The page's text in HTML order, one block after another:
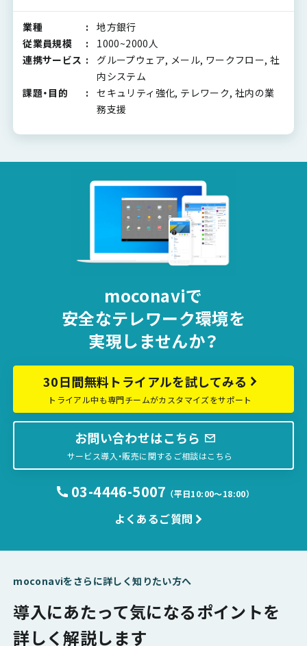
業種
地方銀行
従業員規模
1000~2000人
連携サービス
グループウェア, メール, ワークフロー, 社
内システム
課題・目的
セキュリティ強化, テレワーク, 社内の業
務支援
moconaviで
安全なテレワーク環境を
実現しませんか？
30日間無料トライアルを試してみる
トライアル中も専門チームがカスタマイズをサポート
お問い合わせはこちら
サービス導入・販売に関するご相談はこちら
03-4446-5007 （平日10:00〜18:00）
よくあるご質問
moconaviをさらに詳しく知りたい方へ
導入にあたって気になるポイントを
詳しく解説します